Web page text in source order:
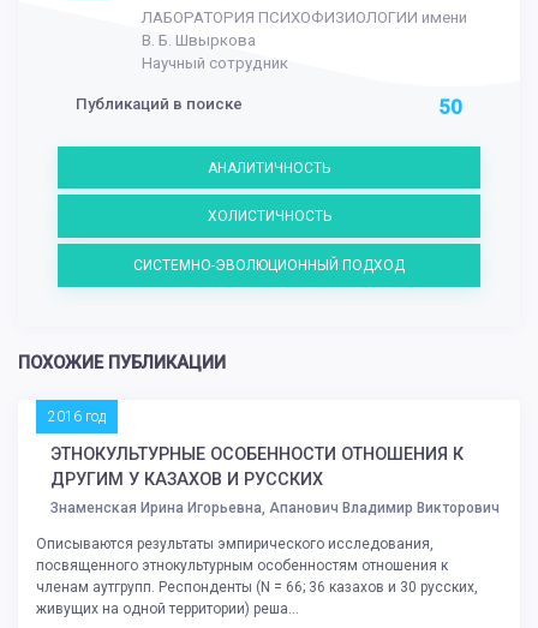
ЛАБОРАТОРИЯ ПСИХОФИЗИОЛОГИИ имени
В. Б. Швыркова
Научный сотрудник
Публикаций в поиске 50
АНАЛИТИЧНОСТЬ
ХОЛИСТИЧНОСТЬ
СИСТЕМНО-ЭВОЛЮЦИОННЫЙ ПОДХОД
ПОХОЖИЕ ПУБЛИКАЦИИ
2016 год
ЭТНОКУЛЬТУРНЫЕ ОСОБЕННОСТИ ОТНОШЕНИЯ К
ДРУГИМ У КАЗАХОВ И РУССКИХ
Знаменская Ирина Игорьевна, Апанович Владимир Викторович
Описываются результаты эмпирического исследования,
посвященного этнокультурным особенностям отношения к
членам аутгрупп. Респонденты (N = 66; 36 казахов и 30 русских,
живущих на одной территории) реша...